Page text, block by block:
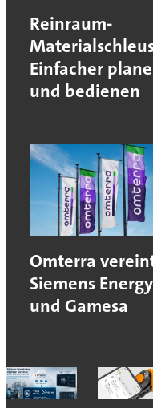
Reinraum-
Einfacher
und bedienen
Omterra
Siemens Energy
und Gamesa